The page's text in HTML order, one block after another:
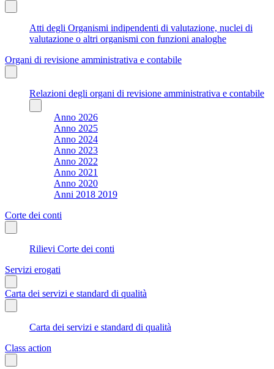
Atti degli Organismi indipendenti di valutazione, nuclei di
valutazione o altri organismi con funzioni analoghe
Organi di revisione amministrativa e contabile
Relazioni degli organi di revisione amministrativa e contabile
Anno 2026
Anno 2025
Anno 2024
Anno 2023
Anno 2022
Anno 2021
Anno 2020
Anni 2018 2019
Corte dei conti
Rilievi Corte dei conti
Servizi erogati
Carta dei servizi e standard di qualità
Carta dei servizi e standard di qualità
Class action